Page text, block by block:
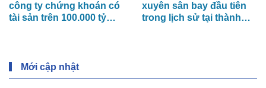
công ty chứng khoán có
tài sản trên 100.000 tỷ
xuyên sân bay đầu tiên
trong lịch sử tại thành
Mới cập nhật